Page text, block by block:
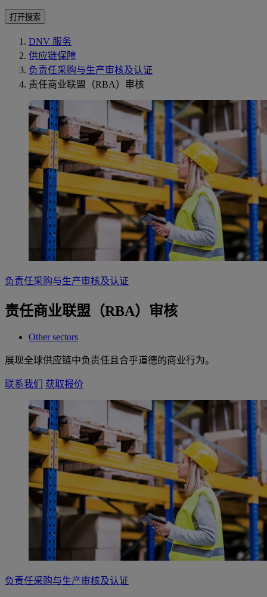
打开搜索
DNV 服务
供应链保障
负责任采购与生产审核及认证
责任商业联盟（RBA）审核
负责任采购与生产审核及认证
责任商业联盟（RBA）审核
Other sectors
展现全球供应链中负责任且合乎道德的商业行为。
联系我们 获取报价
负责任采购与生产审核及认证